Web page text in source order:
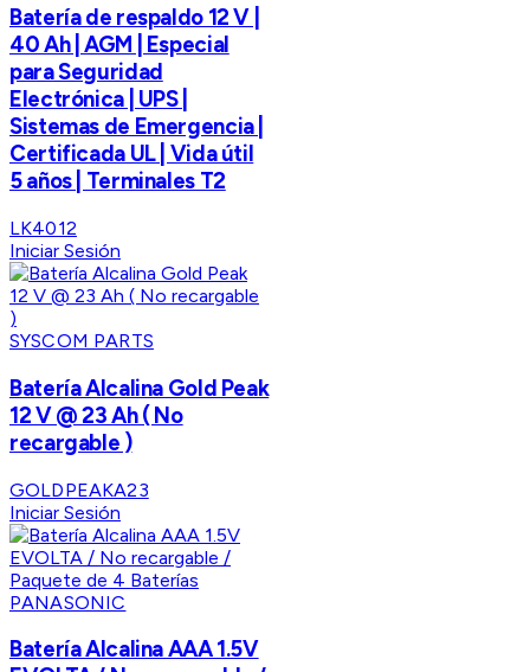
Batería de respaldo 12 V |
40 Ah | AGM | Especial
para Seguridad
Electrónica | UPS |
Sistemas de Emergencia |
Certificada UL | Vida útil
5 años | Terminales T2
LK4012
Iniciar Sesión
SYSCOM PARTS
Batería Alcalina Gold Peak
12 V @ 23 Ah ( No
recargable )
GOLDPEAKA23
Iniciar Sesión
PANASONIC
Batería Alcalina AAA 1.5V